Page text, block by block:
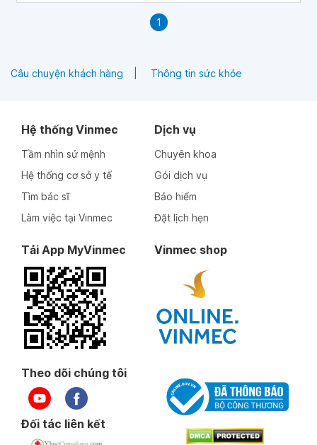
1
Câu chuyện khách hàng Thông tin sức khỏe
Hệ thống Vinmec
Tầm nhìn sứ mệnh
Hệ thống cơ sở y tế
Tìm bác sĩ
Làm việc tại Vinmec
Dịch vụ
Chuyên khoa
Gói dịch vụ
Bảo hiểm
Đặt lịch hẹn
Tải App MyVinmec Vinmec shop
Theo dõi chúng tôi
Đối tác liên kết